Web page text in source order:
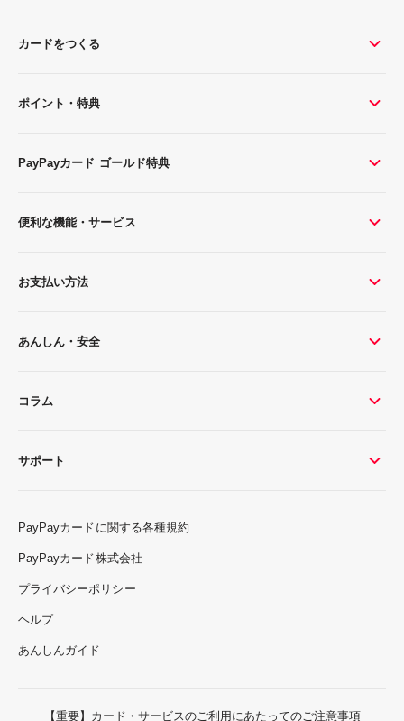
カードをつくる
ポイント・特典
PayPayカード ゴールド特典
便利な機能・サービス
お支払い方法
あんしん・安全
コラム
サポート
PayPayカードに関する各種規約
PayPayカード株式会社
プライバシーポリシー
ヘルプ
あんしんガイド
【重要】カード・サービスのご利用にあたってのご注意事項